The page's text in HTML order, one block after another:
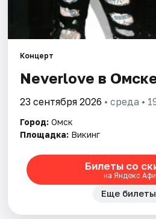
Концерт
Neverlove в
23 сентября 2026 • среда •
Город: Омск
Площадка: Викинг
Билеты со
на Яндекс
Еще билеты